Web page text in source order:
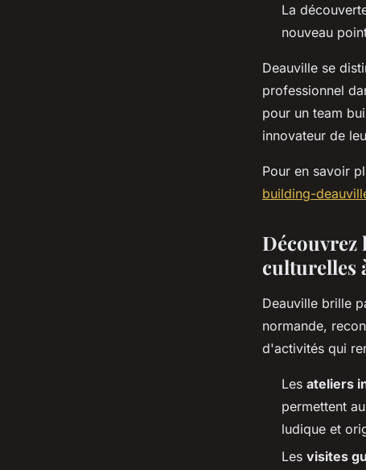
La
nouveau
Deauville se
professionnel
pour un team
innovateur de
Pour en savoir
building-
Découvrez
culturelles
Deauville brille
normande,
d'activités qui
Les ateliers
permettent
ludique et
Les visites